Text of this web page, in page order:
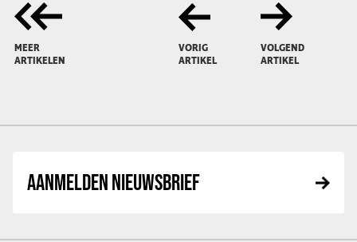
MEER
ARTIKELEN
VORIG
ARTIKEL
VOLGEND
ARTIKEL
AANMELDEN NIEUWSBRIEF